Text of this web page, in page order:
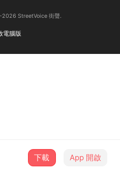
StreetVoice 街聲.
電腦版
下載 App 開啟